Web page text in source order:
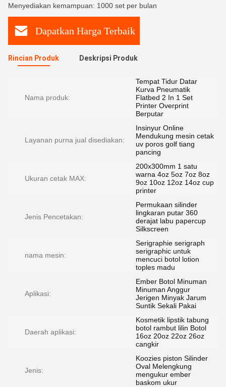
Menyediakan kemampuan: 1000 set per bulan
Dapatkan Harga Terbaik
Rincian Produk Deskripsi Produk
Nama produk:
Tempat Tidur Datar
Kurva Pneumatik
Flatbed 2 In 1 Set
Printer Overprint
Berputar
Layanan purna jual disediakan:
Insinyur Online
Mendukung mesin cetak
uv poros golf tiang
pancing
Ukuran cetak MAX:
200x300mm 1 satu
warna 4oz 5oz 7oz 8oz
9oz 10oz 12oz 14oz cup
printer
Jenis Pencetakan:
Permukaan silinder
lingkaran putar 360
derajat labu papercup
Silkscreen
nama mesin:
Serigraphie serigraph
serigraphic untuk
mencuci botol lotion
toples madu
Aplikasi:
Ember Botol Minuman
Minuman Anggur
Jerigen Minyak Jarum
Suntik Sekali Pakai
Daerah aplikasi:
Kosmetik lipstik tabung
botol rambut lilin Botol
16oz 20oz 22oz 26oz
cangkir
Jenis:
Koozies piston Silinder
Oval Melengkung
mengukur ember
baskom ukur